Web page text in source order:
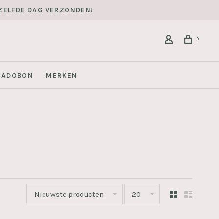
DAG VERZONDEN!
0
MERKEN
Nieuwste producten 20